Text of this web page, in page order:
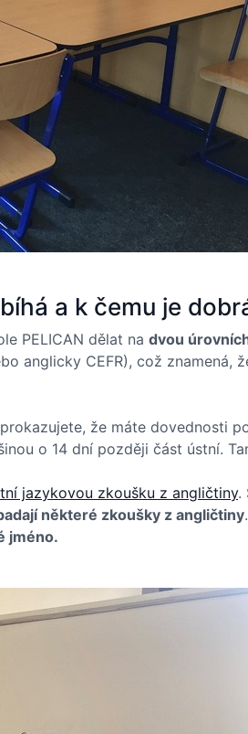
a k čemu je
PELICAN dělat na dvou
anglicky CEFR), což
že máte dovednosti
o 14 dní později část ústní.
jazykovou zkoušku z angličtiny.
některé zkoušky z angličtiny
jméno.